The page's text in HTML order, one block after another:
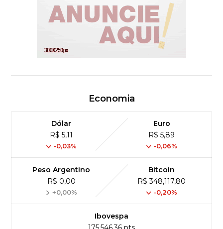
Economia
Dólar
R$ 5,11
-0,03%
Euro
R$ 5,89
-0,06%
Peso Argentino
R$ 0,00
+0,00%
Bitcoin
R$ 348,117,80
-0,20%
Ibovespa